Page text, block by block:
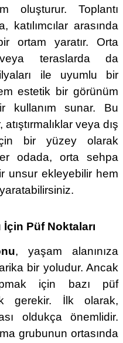
oluşturur. Toplantı
arasında
ortam yaratır. Orta
teraslarda da
ile uyumlu bir
estetik bir görünüm
kullanım sunar. Bu
veya dış
bir yüzey olarak
odada, orta sehpa
unsur ekleyebilir hem
Püf Noktaları
, yaşam alanınıza
bir yoludur. Ancak
için bazı püf
gerekir. İlk olarak,
oldukça önemlidir.
grubunun ortasında